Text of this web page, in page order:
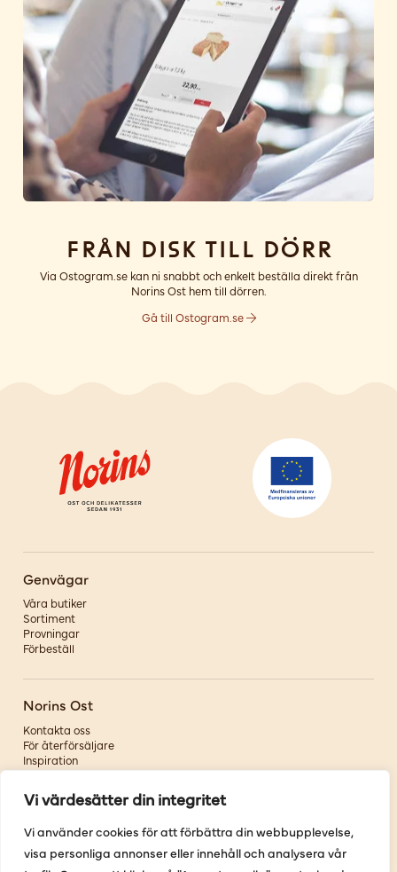
Vi värdesätter din integritet
Vi använder cookies för att förbättra din webbupplevelse,
visa personliga annonser eller innehåll och analysera vår
Från disk till dörr
Via Ostogram.se kan ni snabbt och enkelt beställa direkt från
Norins Ost hem till dörren.
Gå till Ostogram.se
Genvägar
Våra butiker
Sortiment
Provningar
Förbeställ
Norins Ost
Kontakta oss
För återförsäljare
Inspiration
Om oss
Följ oss
Facebook